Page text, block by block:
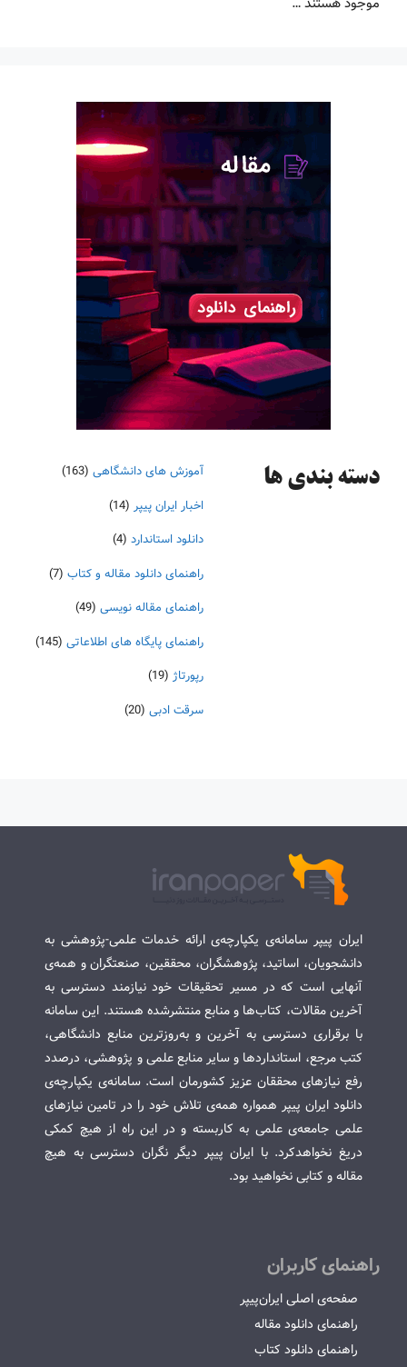
دسته‌ بندی ها آموزش های دانشگاهی (163)
اخبار ایران پیپر (14)
دانلود استاندارد (4)
راهنمای دانلود مقاله و کتاب (7)
راهنمای مقاله نویسی (49)
راهنمای پایگاه های اطلاعاتی (145)
رپورتاژ (19)
سرقت ادبی (20)
ایران پیپر سامانه‌ی یکپارچه‌ی ارائه خدمات علمی-پژوهشی به
دانشجویان، اساتید، پژوهشگران، محققین، صنعتگران و همه‌ی
آنهایی است که در مسیر تحقیقات خود نیازمند دسترسی به
آخرین مقالات، کتاب‌ها و منابع منتشرشده هستند. این سامانه
با برقراری دسترسی به آخرین و به‌روزترین منابع دانشگاهی،
کتب مرجع، استانداردها و سایر منابع علمی و پژوهشی، درصدد
رفع نیازهای محققان عزیز کشورمان است. سامانه‌ی یکپارچه‌ی
دانلود ایران پیپر همواره همه‌ی تلاش خود را در تامین نیازهای
علمی جامعه‌ی علمی به کاربسته و در این راه از هیچ کمکی
دریغ نخواهدکرد. با ایران پیپر دیگر نگران دسترسی به هیچ
مقاله و کتابی نخواهید بود.
راهنمای کاربران
صفحه‌ی اصلی ایران‌پیپر
راهنمای دانلود مقاله
راهنمای دانلود کتاب